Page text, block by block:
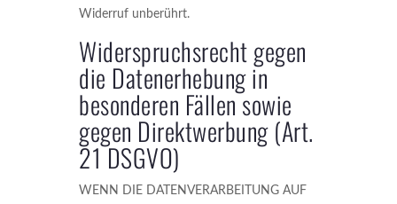
Widerruf unberührt.
Widerspruchsrecht gegen
die Datenerhebung in
besonderen Fällen sowie
gegen Direktwerbung (Art.
21 DSGVO)
WENN DIE DATENVERARBEITUNG AUF